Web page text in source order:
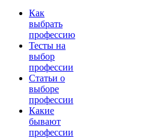
Как
выбрать
профессию
Тесты на
выбор
профессии
Статьи о
выборе
профессии
Какие
бывают
профессии